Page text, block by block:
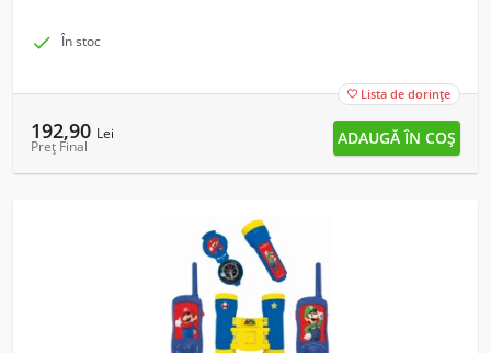
 În stoc
 Lista de dorințe
192,90 Lei
Preț Final